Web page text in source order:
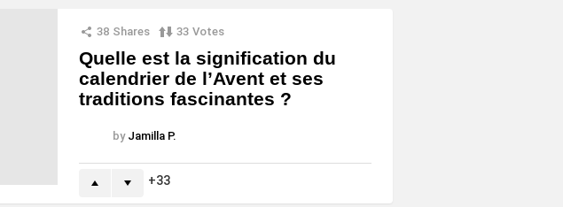
38 Shares 33 Votes
Quelle est la signification du
calendrier de l’Avent et ses
traditions fascinantes ?
by Jamilla P.
33